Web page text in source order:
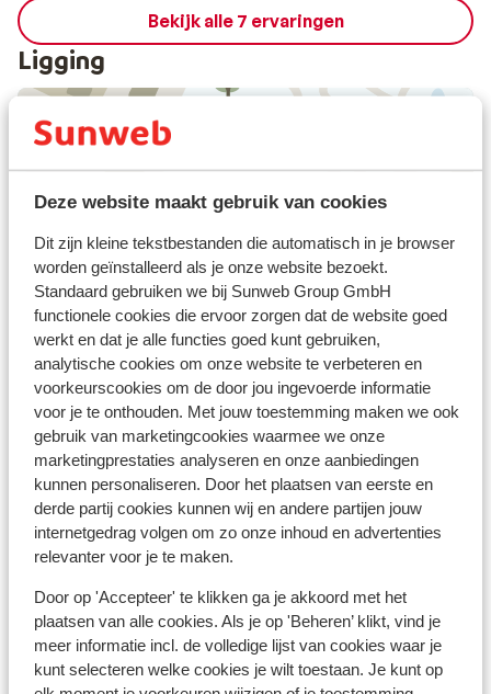
Deze website maakt gebruik van cookies
Dit zijn kleine tekstbestanden die automatisch in je browser
worden geïnstalleerd als je onze website bezoekt.
Standaard gebruiken we bij Sunweb Group GmbH
functionele cookies die ervoor zorgen dat de website goed
werkt en dat je alle functies goed kunt gebruiken,
analytische cookies om onze website te verbeteren en
voorkeurscookies om de door jou ingevoerde informatie
voor je te onthouden. Met jouw toestemming maken we ook
gebruik van marketingcookies waarmee we onze
marketingprestaties analyseren en onze aanbiedingen
kunnen personaliseren. Door het plaatsen van eerste en
derde partij cookies kunnen wij en andere partijen jouw
internetgedrag volgen om zo onze inhoud en advertenties
relevanter voor je te maken.
Door op 'Accepteer' te klikken ga je akkoord met het
plaatsen van alle cookies. Als je op 'Beheren’ klikt, vind je
meer informatie incl. de volledige lijst van cookies waar je
kunt selecteren welke cookies je wilt toestaan. Je kunt op
Bekijk alle 7 ervaringen
Ligging
Afstanden
Centrum: 800 m
Skipiste: 1 km
Skibushalte: 40 m
Skilift dorfbahn: 500 m
Winkels: 500 m
Skipas, -les en verhuur
Skipas
Skilessen
Skimateriaal